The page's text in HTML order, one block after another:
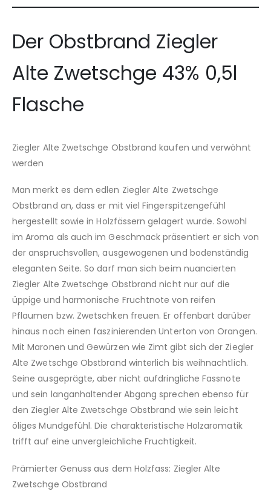
Der Obstbrand Ziegler
Alte Zwetschge 43% 0,5l
Flasche
Ziegler Alte Zwetschge Obstbrand kaufen und verwöhnt
werden
Man merkt es dem edlen Ziegler Alte Zwetschge
Obstbrand an, dass er mit viel Fingerspitzengefühl
hergestellt sowie in Holzfässern gelagert wurde. Sowohl
im Aroma als auch im Geschmack präsentiert er sich von
der anspruchsvollen, ausgewogenen und bodenständig
eleganten Seite. So darf man sich beim nuancierten
Ziegler Alte Zwetschge Obstbrand nicht nur auf die
üppige und harmonische Fruchtnote von reifen
Pflaumen bzw. Zwetschken freuen. Er offenbart darüber
hinaus noch einen faszinierenden Unterton von Orangen.
Mit Maronen und Gewürzen wie Zimt gibt sich der Ziegler
Alte Zwetschge Obstbrand winterlich bis weihnachtlich.
Seine ausgeprägte, aber nicht aufdringliche Fassnote
und sein langanhaltender Abgang sprechen ebenso für
den Ziegler Alte Zwetschge Obstbrand wie sein leicht
öliges Mundgefühl. Die charakteristische Holzaromatik
trifft auf eine unvergleichliche Fruchtigkeit.
Prämierter Genuss aus dem Holzfass: Ziegler Alte
Zwetschge Obstbrand